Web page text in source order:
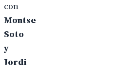
con
Montse
Soto
y
Jordi